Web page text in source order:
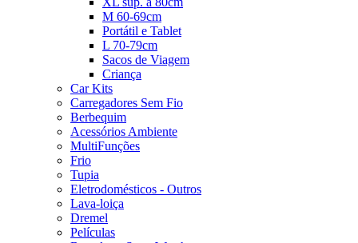
M 60-69cm
Portátil e Tablet
L 70-79cm
Sacos de Viagem
Criança
Car Kits
Carregadores Sem Fio
Berbequim
Acessórios Ambiente
MultiFunções
Frio
Tupia
Eletrodomésticos - Outros
Lava-loiça
Dremel
Películas